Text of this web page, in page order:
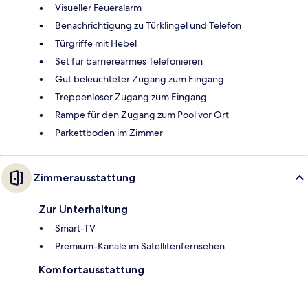
Visueller Feueralarm
Benachrichtigung zu Türklingel und Telefon
Türgriffe mit Hebel
Set für barrierearmes Telefonieren
Gut beleuchteter Zugang zum Eingang
Treppenloser Zugang zum Eingang
Rampe für den Zugang zum Pool vor Ort
Parkettboden im Zimmer
Zimmerausstattung
Zur Unterhaltung
Smart-TV
Premium-Kanäle im Satellitenfernsehen
Komfortausstattung